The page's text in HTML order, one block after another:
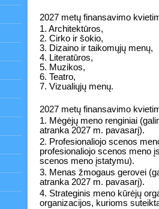
2027 metų finansavimo
1. Architektūros,
2. Cirko ir šokio,
3. Dizaino ir taikomųjų menų,
4. Literatūros,
5. Muzikos,
6. Teatro,
7. Vizualiųjų menų.
2027 metų finansavimo
1. Mėgėjų meno renginiai
atranka 2027 m. pavasarį).
2. Profesionaliojo scenos
profesionaliojo scenos meno
scenos meno įstatymu).
3. Menas žmogaus gerovei
atranka 2027 m. pavasarį).
4. Strateginis meno kūrėjų
organizacijos, kurioms